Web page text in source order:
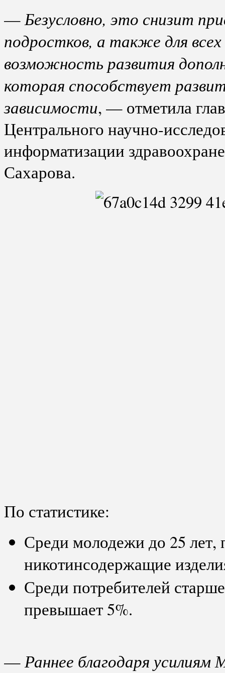
—Безусловно, это снизит
подростков, а также для
возможность развития
которая способствует
зависимости, — отметила
Центрального научно-
информатизации
Сахарова.
По статистике:
Среди молодежи до 25
никотинсодержащие
Среди потребителей
превышает 5%.
— Раннее благодаря усилиям